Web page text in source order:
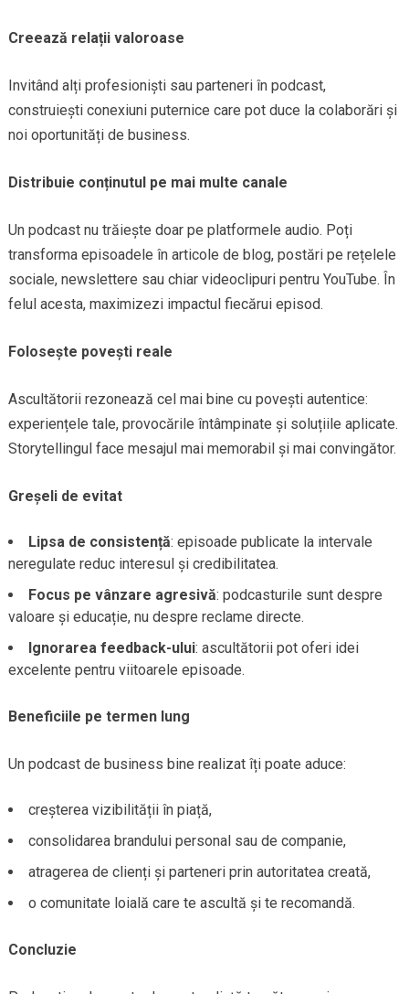
Creează relații valoroase
Invitând alți profesioniști sau parteneri în podcast,
construiești conexiuni puternice care pot duce la colaborări și
noi oportunități de business.
Distribuie conținutul pe mai multe canale
Un podcast nu trăiește doar pe platformele audio. Poți
transforma episoadele în articole de blog, postări pe rețelele
sociale, newslettere sau chiar videoclipuri pentru YouTube. În
felul acesta, maximizezi impactul fiecărui episod.
Folosește povești reale
Ascultătorii rezonează cel mai bine cu povești autentice:
experiențele tale, provocările întâmpinate și soluțiile aplicate.
Storytellingul face mesajul mai memorabil și mai convingător.
Greșeli de evitat
Lipsa de consistență: episoade publicate la intervale
neregulate reduc interesul și credibilitatea.
Focus pe vânzare agresivă: podcasturile sunt despre
valoare și educație, nu despre reclame directe.
Ignorarea feedback-ului: ascultătorii pot oferi idei
excelente pentru viitoarele episoade.
Beneficiile pe termen lung
Un podcast de business bine realizat îți poate aduce:
creșterea vizibilității în piață,
consolidarea brandului personal sau de companie,
atragerea de clienți și parteneri prin autoritatea creată,
o comunitate loială care te ascultă și te recomandă.
Concluzie